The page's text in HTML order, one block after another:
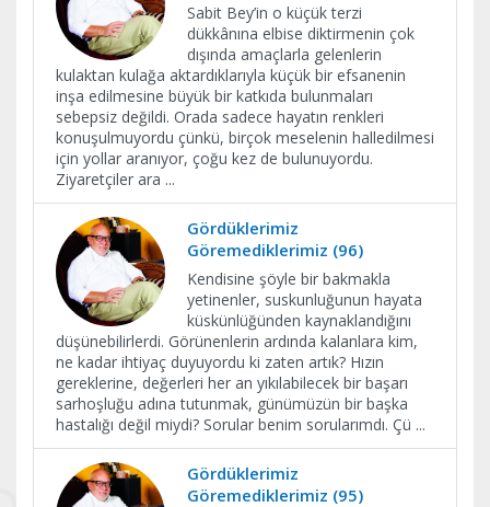
Sabit Bey’in o küçük terzi
dükkânına elbise diktirmenin çok
dışında amaçlarla gelenlerin
kulaktan kulağa aktardıklarıyla küçük bir efsanenin
inşa edilmesine büyük bir katkıda bulunmaları
sebepsiz değildi. Orada sadece hayatın renkleri
konuşulmuyordu çünkü, birçok meselenin halledilmesi
için yollar aranıyor, çoğu kez de bulunuyordu.
Ziyaretçiler ara ...
Gördüklerimiz
Göremediklerimiz (96)
Kendisine şöyle bir bakmakla
yetinenler, suskunluğunun hayata
küskünlüğünden kaynaklandığını
düşünebilirlerdi. Görünenlerin ardında kalanlara kim,
ne kadar ihtiyaç duyuyordu ki zaten artık? Hızın
gereklerine, değerleri her an yıkılabilecek bir başarı
sarhoşluğu adına tutunmak, günümüzün bir başka
hastalığı değil miydi? Sorular benim sorularımdı. Çü ...
Gördüklerimiz
Göremediklerimiz (95)